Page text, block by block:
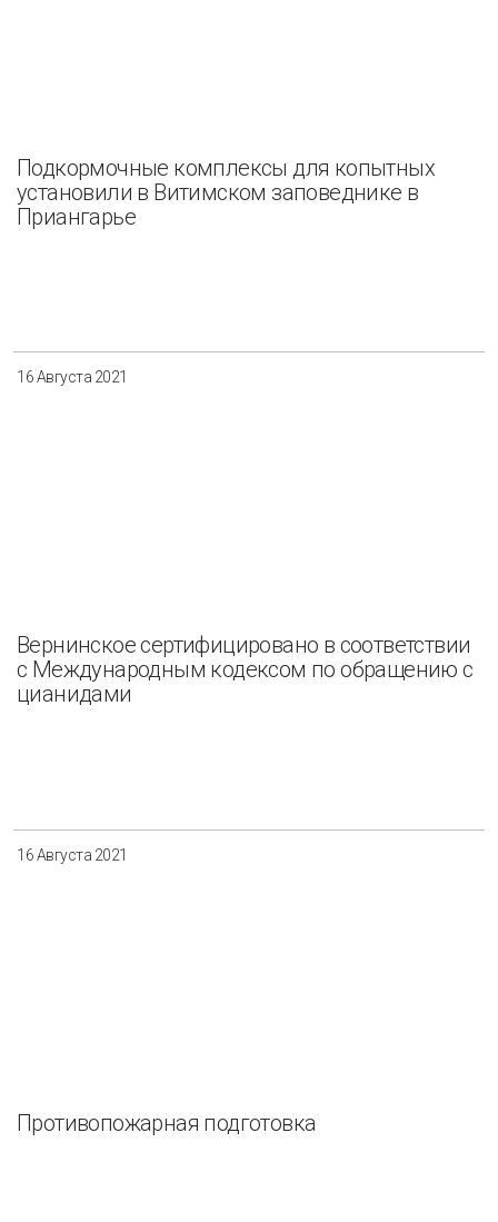
Подкормочные комплексы для копытных
установили в Витимском заповеднике в
Приангарье
16 Августа 2021
Вернинское сертифицировано в соответствии
с Международным кодексом по обращению с
цианидами
16 Августа 2021
Противопожарная подготовка